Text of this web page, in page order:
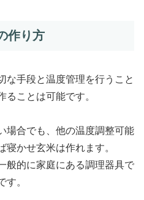
作り方
な手段と温度管理を行うこと
ることは可能です。
場合でも、他の温度調整可能
寝かせ玄米は作れます。
般的に家庭にある調理器具で
す。